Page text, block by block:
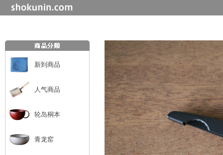
新到商品
人气商品
轮岛桐本
青龙窑